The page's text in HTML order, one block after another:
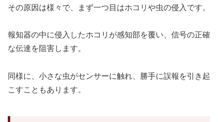
その原因は様々で、まず一つ目はホコリや虫の侵入です。
報知器の中に侵入したホコリが感知部を覆い、信号の正確
な伝達を阻害します。
同様に、小さな虫がセンサーに触れ、勝手に誤報を引き起
こすこともあります。